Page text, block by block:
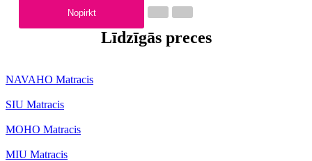
Nopirkt
Līdzīgās preces
NAVAHO Matracis
SIU Matracis
MOHO Matracis
MIU Matracis